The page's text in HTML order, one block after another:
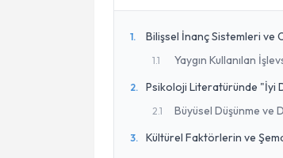
1. Bilişsel İnanç Sistemleri ve
1.1 Yaygın Kullanılan
2. Psikoloji Literatüründe "İyi
2.1 Büyüsel Düşünme ve
3. Kültürel Faktörlerin ve